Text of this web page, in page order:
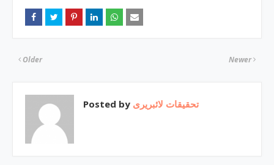
Newer
Older
Posted by تحقیقات لائبریری